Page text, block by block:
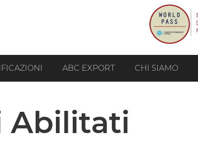
ABC EXPORT CHI SIAMO
Abilitati